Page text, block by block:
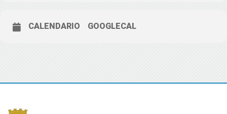
CALENDARIO GOOGLECAL